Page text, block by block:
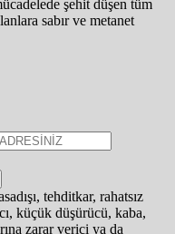
şehit düşen tüm
sabır ve metanet
tehditkar, rahatsız
küçük düşürücü, kaba,
zarar verici ya da